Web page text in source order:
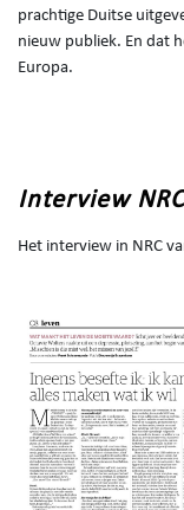
prachtige Duitse
nieuw publiek. En dat
Europa.
Interview
Het interview in NRC